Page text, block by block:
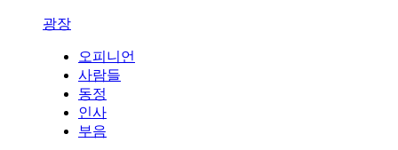
광장
오피니언
사람들
동정
인사
부음